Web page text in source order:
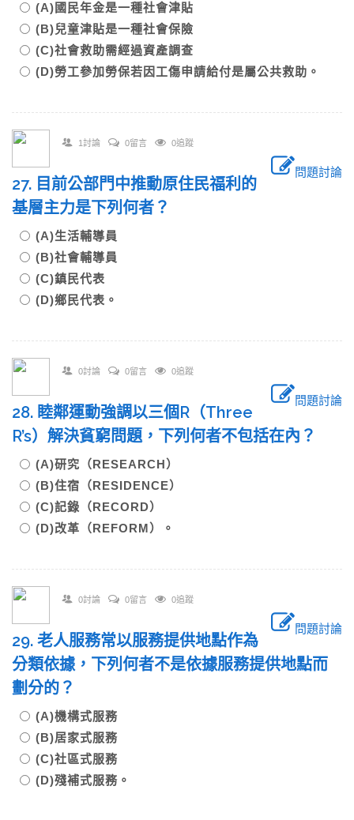
(A)國民年金是一種社會津貼
(B)兒童津貼是一種社會保險
(C)社會救助需經過資產調查
(D)勞工參加勞保若因工傷申請給付是屬公共救助。
1討論 0留言 0追蹤
問題討論
27. 目前公部門中推動原住民福利的
基層主力是下列何者？
(A)生活輔導員
(B)社會輔導員
(C)鎮民代表
(D)鄉民代表。
0討論 0留言 0追蹤
問題討論
28. 睦鄰運動強調以三個R（Three
R’s）解決貧窮問題，下列何者不包括在內？
(A)研究（RESEARCH）
(B)住宿（RESIDENCE）
(C)記錄（RECORD）
(D)改革（REFORM）。
0討論 0留言 0追蹤
問題討論
29. 老人服務常以服務提供地點作為
分類依據，下列何者不是依據服務提供地點而
劃分的？
(A)機構式服務
(B)居家式服務
(C)社區式服務
(D)殘補式服務。